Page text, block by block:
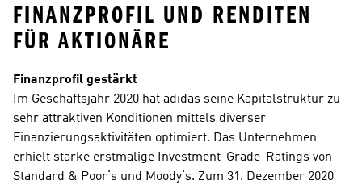
FINANZPROFIL UND RENDITEN
FÜR AKTIONÄRE
Finanzprofil gestärkt
Im Geschäftsjahr 2020 hat adidas seine Kapitalstruktur zu
sehr attraktiven Konditionen mittels diverser
Finanzierungsaktivitäten optimiert. Das Unternehmen
erhielt starke erstmalige Investment-Grade-Ratings von
Standard & Poor‘s und Moody‘s. Zum 31. Dezember 2020